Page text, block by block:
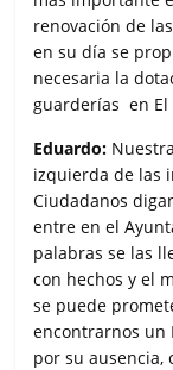
renovación de
en su día se
necesaria la
guarderías en El
Eduardo:
izquierda de las
Ciudadanos
entre en el
palabras se las
con hechos y el
se puede
encontrarnos
por su ausencia,